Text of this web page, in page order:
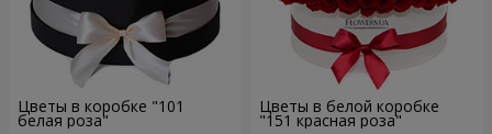
Цветы в коробке "101
белая роза"
Цветы в белой коробке
"151 красная роза"